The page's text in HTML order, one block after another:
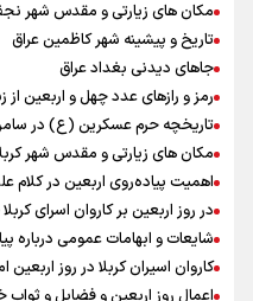
مکان های زیارتی و مقدس شهر
تاریخ و پیشینه شهر کاظمین عراق
جاهای دیدنی بغداد عراق
رمز و رازهای عدد چهل و اربعین
تاریخچه حرم عسکرین (ع) در
مکان های زیارتی و مقدس شهر
اهمیت پیاده‌روی اربعین در کلام
در روز اربعین بر کاروان اسرای
شایعات و ابهامات عمومی درباره
کاروان اسیران کربلا در روز